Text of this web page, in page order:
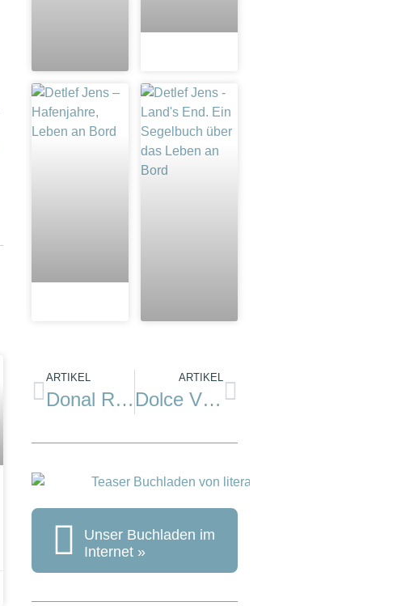
ARTIKEL
Donal Ryan: Die Stille des Meeres
ARTIKEL
Dolce Vita an der Adria
Unser Buchladen im
Internet »